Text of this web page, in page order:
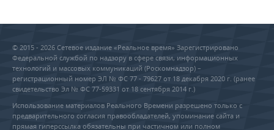
© 2015 - 2026 Сетевое издание «Реальное время» Зарегистрировано
Федеральной службой по надзору в сфере связи, информационных
технологий и массовых коммуникаций (Роскомнадзор) –
регистрационный номер ЭЛ № ФС 77 - 79627 от 18 декабря 2020 г. (ранее
свидетельство Эл № ФС 77-59331 от 18 сентября 2014 г.)
Использование материалов Реального Времени разрешено только с
предварительного согласия правообладателей, упоминание сайта и
прямая гиперссылка обязательны при частичном или полном